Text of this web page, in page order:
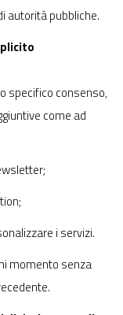
autorità pubbliche.
specifico consenso,
come ad
i servizi.
momento senza